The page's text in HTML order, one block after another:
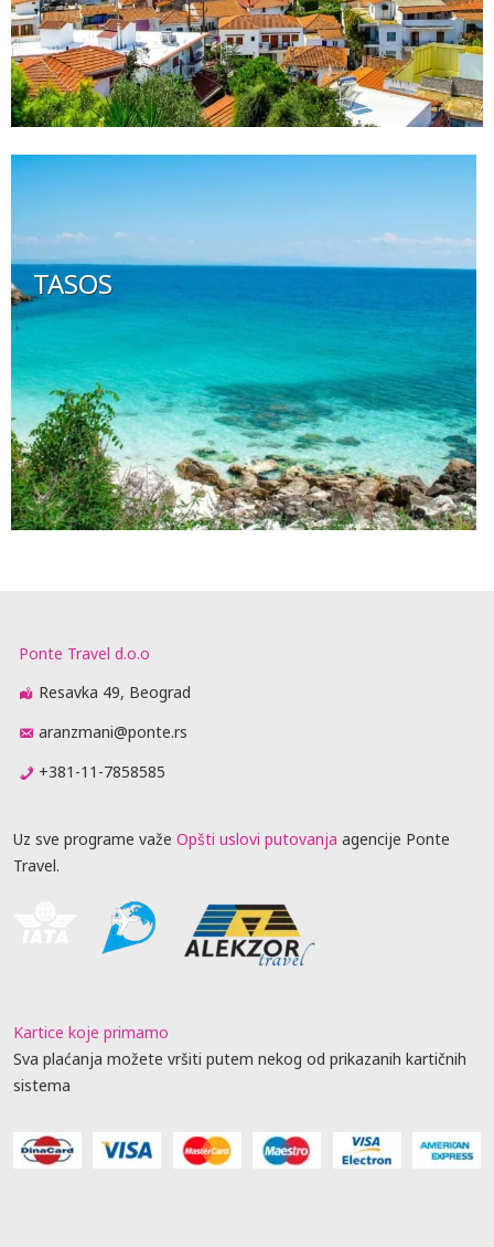
TASOS
Ponte Travel d.o.o
Resavka 49, Beograd
aranzmani@ponte.rs
+381-11-7858585
Uz sve programe važe Opšti uslovi putovanja agencije Ponte
Travel.
Kartice koje primamo
Sva plaćanja možete vršiti putem nekog od prikazanih kartičnih
sistema